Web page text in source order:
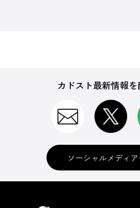
カドスト最新情報
ソーシャルメディ